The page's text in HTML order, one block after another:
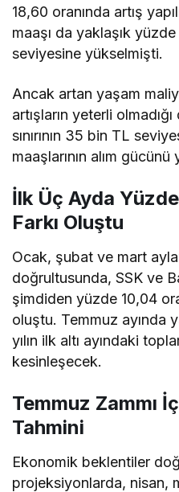
18,60 oranında artış
maaşı da yaklaşık
seviyesine yükselmişti.
Ancak artan yaşam
artışların yeterli
sınırının 35 bin TL
maaşlarının alım
İlk Üç Ayda
Farkı Oluştu
Ocak, şubat ve mart
doğrultusunda, SSK ve
şimdiden yüzde 10,04
oluştu. Temmuz ayında
yılın ilk altı ayındaki
kesinleşecek.
Temmuz Zammı
Tahmini
Ekonomik beklentiler
projeksiyonlarda, nisan,